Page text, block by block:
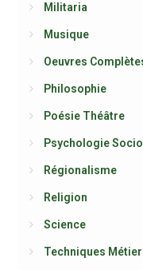
Militaria
Musique
Oeuvres
Philosophie
Poésie Théâtre
Psychologie
Régionalisme
Religion
Science
Techniques